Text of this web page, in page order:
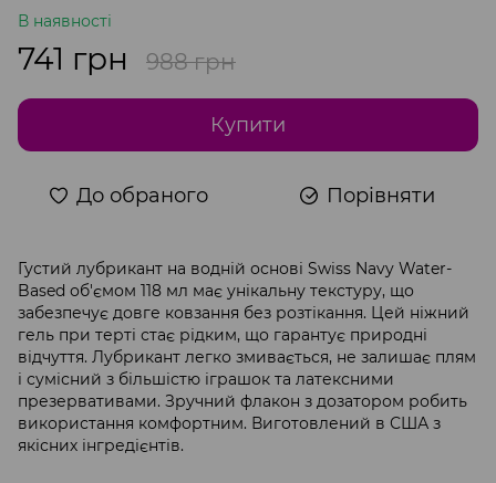
В наявності
741 грн 988 грн
Купити
До обраного Порівняти
Густий лубрикант на водній основі Swiss Navy Water-
Based об'ємом 118 мл має унікальну текстуру, що
забезпечує довге ковзання без розтікання. Цей ніжний
гель при терті стає рідким, що гарантує природні
відчуття. Лубрикант легко змивається, не залишає плям
і сумісний з більшістю іграшок та латексними
презервативами. Зручний флакон з дозатором робить
використання комфортним. Виготовлений в США з
якісних інгредієнтів.